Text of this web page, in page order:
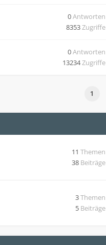
0Antworten
8353Zugriffe
0Antworten
13234Zugriffe
1
11 Themen
38 Beiträge
3Themen
5 Beiträge